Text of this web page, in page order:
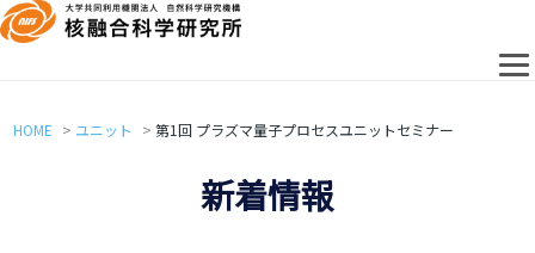
HOME ユニット 第1回 プラズマ量子プロセスユニットセミナー
新着情報